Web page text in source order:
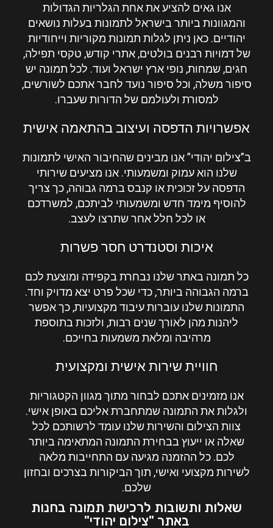
אנו גאים להציע את אחת הגלריות הגדולות
והמגוונות ביותר בישראל לתמונות בעלות נושאים
יהודיים. כאן ניתן לגלות תמונות מקוריות וייחודיות
של דמויות רבנים בולטים, אתרי קודש, טקסי תפילה,
חגים, שמחות, נופי ארץ ישראל ועוד. לכל תמונה יש
סיפור משלה, וכל סיפור נועד לחבר אתכם לשורשים,
למסורת ולעולמם של הדורות שעברו.
אפשרויות הדפסה ועיצוב בהתאמה אישית
ב”צילום יהודי” אנו מבינים שהחיבור האישי לתמונות
שלנו הוא עמוק ומשמעותי. אנו מציעים שירותי
הדפסה על זכוכית או קנבס ברמה גבוהה, כך צריך
להוסיף מימד חדש ומשמעותי לביתכם, למשרדכם
או לכל חלל אחר שתרצו לעצב.
איכות וסטנדרט חסר פשרות
כל תמונה באתר שלנו נבחרת בקפידה ומוצעת לכם
ברמה הגבוהה ביותר, כדי שכל פרט יצא מדויק וחד.
התמונות שלנו עוברות עיבוד מקצועיות, כך אפשר
ליהנות מהן לאורך שנים רבות, ולזכות בתוספת
מרהיבה ומלאת משמעות בחייכם.
חוויית שירות אישית ומקצועית
אנו מזמינים אתכם לבחור מתוך מגוון הקטגוריות
ולגלות את התמונה שמתחברת אליכם באופן אישי.
צוות הצילום והשירות שלנו עומד לרשותכם לכל
שאלה או ייעוץ בבחירת התמונה המתאימה ביותר
לכם. כל ההזמנה מגיעה עם התחייבות מלאה
לשירות מקצועי ואישי, תוך הביקורות בצרכים ובחזון
שלכם.
שאלות ותשובות לרכישת תמונה בחנות
באתר "צילום יהודי"